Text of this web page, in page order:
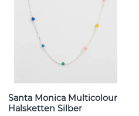
Santa Monica Multicolour
Halsketten Silber